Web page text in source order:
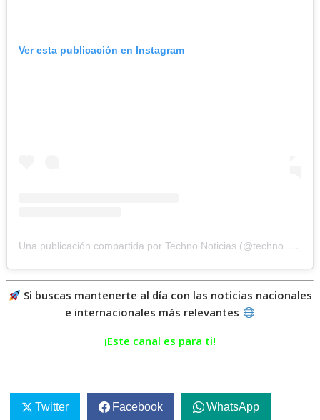
Ver esta publicación en Instagram
Una publicación compartida por Techno Noticias (@techno_noticias)
Si buscas mantenerte al día con las noticias nacionales
e internacionales más relevantes
¡Este canal es para ti!
Twitter Facebook WhatsApp